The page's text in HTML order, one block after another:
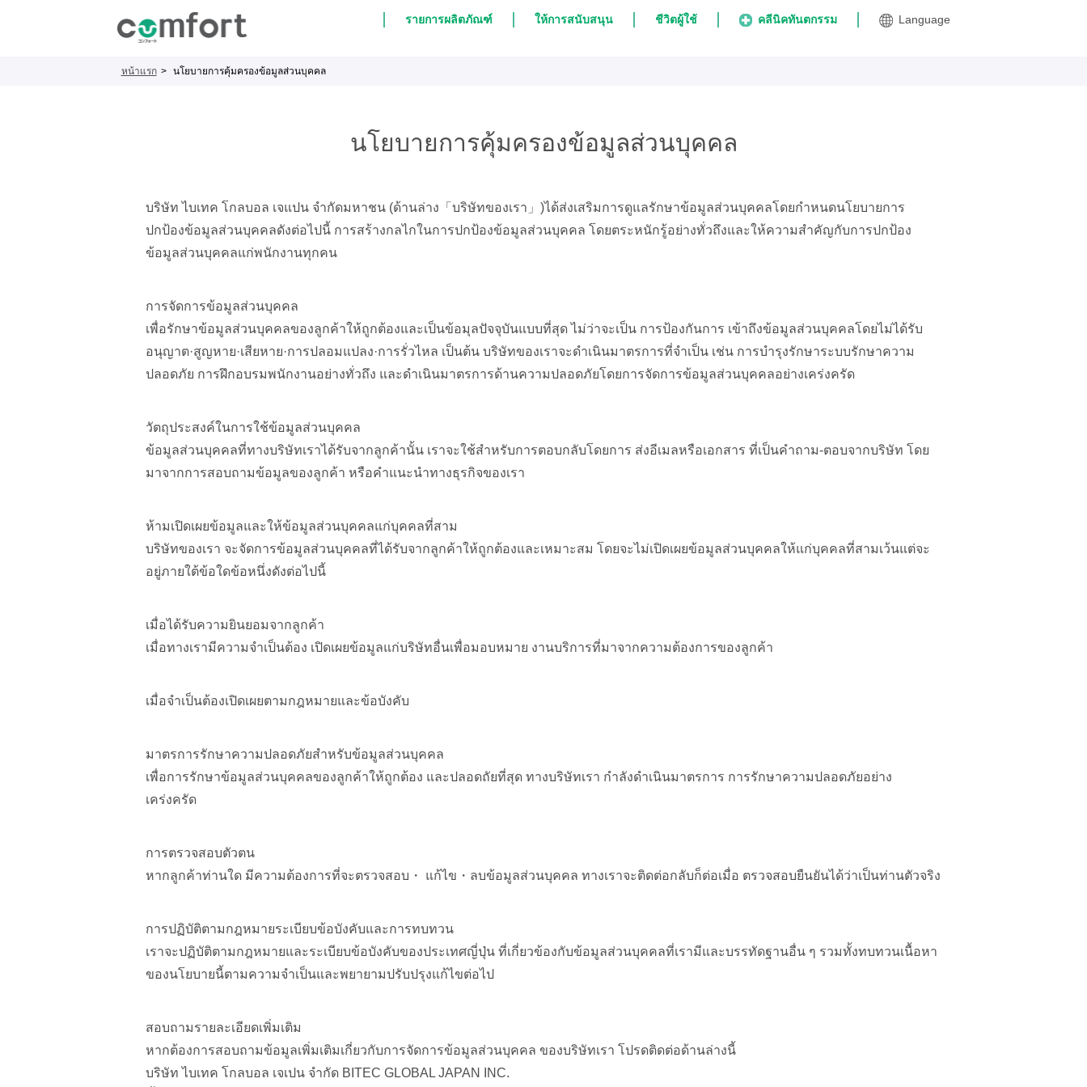
รายการผลิตภัณฑ์ ให้การสนับสนุน ชีวิตผู้ใช้ คลีนิคทันตกรรม Language
หน้าแรก นโยบายการคุ้มครองข้อมูลส่วนบุคคล
นโยบายการคุ้มครองข้อมูลส่วนบุคคล
บริษัท ไบเทค โกลบอล เจแปน จำกัดมหาชน (ด้านล่าง「บริษัทของเรา」)ได้ส่งเสริมการดูแลรักษาข้อมูลส่วนบุคคลโดยกำหนดนโยบายการ
ปกป้องข้อมูลส่วนบุคคลดังต่อไปนี้ การสร้างกลไกในการปกป้องข้อมูลส่วนบุคคล โดยตระหนักรู้อย่างทั่วถึงและให้ความสำคัญกับการปกป้อง
ข้อมูลส่วนบุคคลแก่พนักงานทุกคน
การจัดการข้อมูลส่วนบุคคล
เพื่อรักษาข้อมูลส่วนบุคคลของลูกค้าให้ถูกต้องและเป็นข้อมุลปัจจุบันแบบที่สุด ไม่ว่าจะเป็น การป้องกันการ เข้าถึงข้อมูลส่วนบุคคลโดยไม่ได้รับ
อนุญาต·สูญหาย·เสียหาย·การปลอมแปลง·การรั่วไหล เป็นต้น บริษัทของเราจะดำเนินมาตรการที่จำเป็น เช่น การบำรุงรักษาระบบรักษาความ
ปลอดภัย การฝึกอบรมพนักงานอย่างทั่วถึง และดำเนินมาตรการด้านความปลอดภัยโดยการจัดการข้อมูลส่วนบุคคลอย่างเคร่งครัด
วัตถุประสงค์ในการใช้ข้อมูลส่วนบุคคล
ข้อมูลส่วนบุคคลที่ทางบริษัทเราได้รับจากลูกค้านั้น เราจะใช้สำหรับการตอบกลับโดยการ ส่งอีเมลหรือเอกสาร ที่เป็นคำถาม-ตอบจากบริษัท โดย
มาจากการสอบถามข้อมูลของลูกค้า หรือคำแนะนำทางธุรกิจของเรา
ห้ามเปิดเผยข้อมูลและให้ข้อมูลส่วนบุคคลแก่บุคคลที่สาม
บริษัทของเรา จะจัดการข้อมูลส่วนบุคคลที่ได้รับจากลูกค้าให้ถูกต้องและเหมาะสม โดยจะไม่เปิดเผยข้อมูลส่วนบุคคลให้แก่บุคคลที่สามเว้นแต่จะ
อยู่ภายใต้ข้อใดข้อหนึ่งดังต่อไปนี้
เมื่อได้รับความยินยอมจากลูกค้า
เมื่อทางเรามีความจำเป็นต้อง เปิดเผยข้อมูลแก่บริษัทอื่นเพื่อมอบหมาย งานบริการที่มาจากความต้องการของลูกค้า
เมื่อจำเป็นต้องเปิดเผยตามกฎหมายและข้อบังคับ
มาตรการรักษาความปลอดภัยสำหรับข้อมูลส่วนบุคคล
เพื่อการรักษาข้อมูลส่วนบุคคลของลูกค้าให้ถูกต้อง และปลอดถัยที่สุด ทางบริษัทเรา กำลังดำเนินมาตรการ การรักษาความปลอดภัยอย่าง
เคร่งครัด
การตรวจสอบตัวตน
หากลูกค้าท่านใด มีความต้องการที่จะตรวจสอบ・ แก้ไข・ลบข้อมูลส่วนบุคคล ทางเราจะติดต่อกลับก็ต่อเมื่อ ตรวจสอบยืนยันได้ว่าเป็นท่านตัวจริง
การปฏิบัติตามกฎหมายระเบียบข้อบังคับและการทบทวน
เราจะปฏิบัติตามกฎหมายและระเบียบข้อบังคับของประเทศญี่ปุ่น ที่เกี่ยวข้องกับข้อมูลส่วนบุคคลที่เรามีและบรรทัดฐานอื่น ๆ รวมทั้งทบทวนเนื้อหา
ของนโยบายนี้ตามความจำเป็นและพยายามปรับปรุงแก้ไขต่อไป
สอบถามรายละเอียดเพิ่มเติม
หากต้องการสอบถามข้อมูลเพิ่มเติมเกี่ยวกับการจัดการข้อมูลส่วนบุคคล ของบริษัทเรา โปรดติดต่อด้านล่างนี้
บริษัท ไบเทค โกลบอล เจเปน จำกัด BITEC GLOBAL JAPAN INC.